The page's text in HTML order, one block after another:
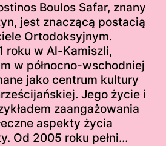
Boulos Safar, znany
jest znaczącą postacią
Ortodoksyjnym.
roku w Al-Kamiszli,
w północno-wschodniej
jako centrum kultury
Jego życie i
zaangażowania
aspekty życia
Od 2005 roku pełni…